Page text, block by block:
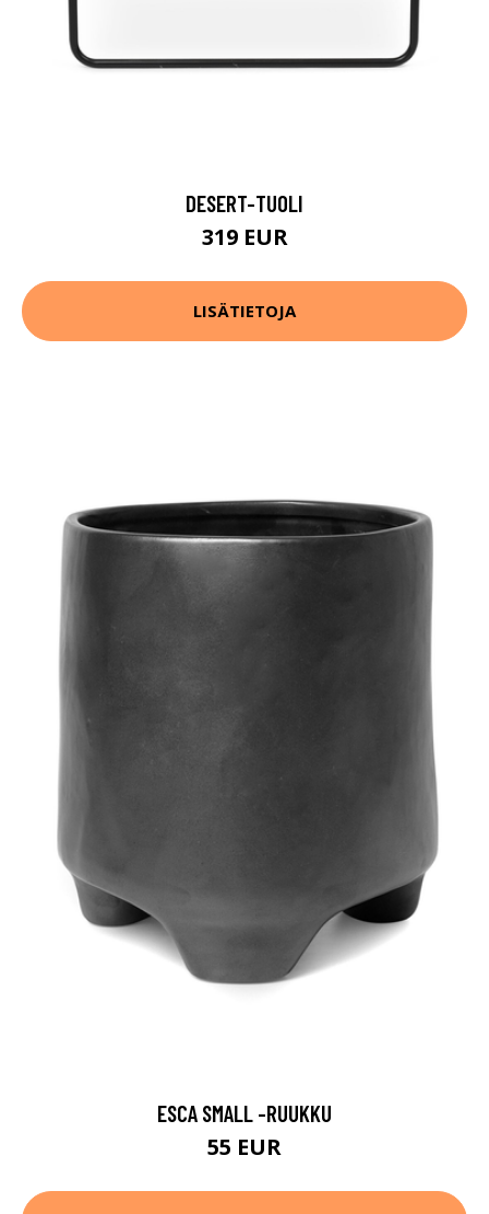
DESERT-TUOLI
319 EUR
LISÄTIETOJA
ESCA SMALL -RUUKKU
55 EUR